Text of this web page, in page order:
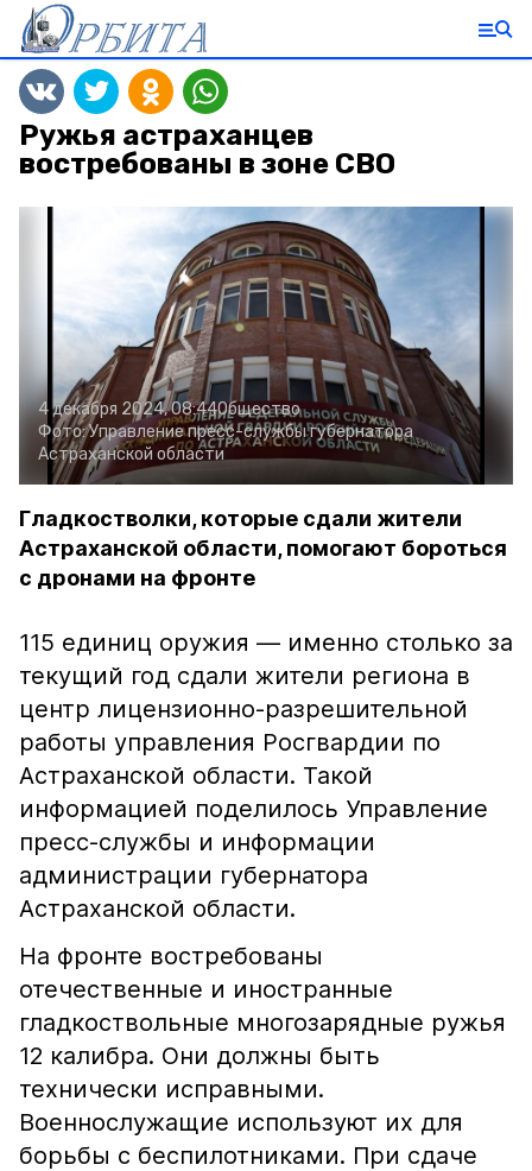
Ружья астраханцев
востребованы в зоне СВО
4 декабря 2024, 08:44Общество
Фото:Управление пресс-службы губернатора
Астраханской области
Гладкостволки, которые сдали жители
Астраханской области, помогают бороться
с дронами на фронте
115 единиц оружия — именно столько за
текущий год сдали жители региона в
центр лицензионно-разрешительной
работы управления Росгвардии по
Астраханской области. Такой
информацией поделилось Управление
пресс-службы и информации
администрации губернатора
Астраханской области.
На фронте востребованы
отечественные и иностранные
гладкоствольные многозарядные ружья
12 калибра. Они должны быть
технически исправными.
Военнослужащие используют их для
борьбы с беспилотниками. При сдаче